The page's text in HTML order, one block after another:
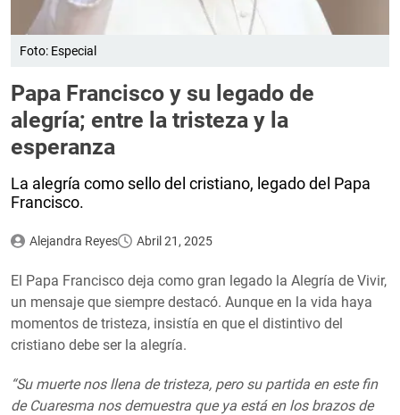
Foto: Especial
Papa Francisco y su legado de
alegría; entre la tristeza y la
esperanza
La alegría como sello del cristiano, legado del Papa
Francisco.
Alejandra Reyes Abril 21, 2025
El Papa Francisco deja como gran legado la Alegría de Vivir,
un mensaje que siempre destacó. Aunque en la vida haya
momentos de tristeza, insistía en que el distintivo del
cristiano debe ser la alegría.
“Su muerte nos llena de tristeza, pero su partida en este fin
de Cuaresma nos demuestra que ya está en los brazos de